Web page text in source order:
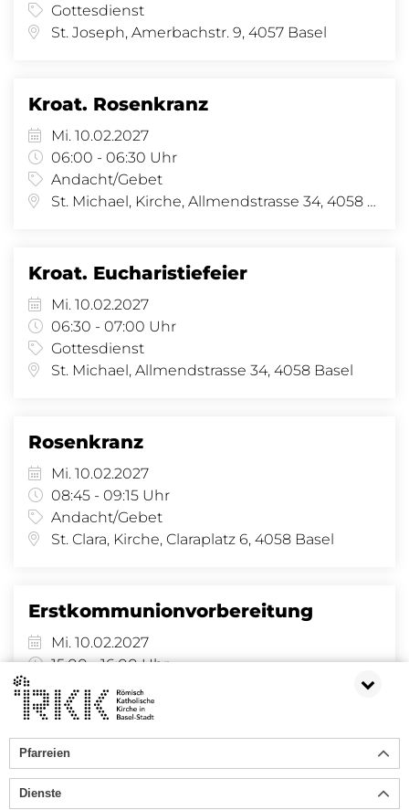
Gottesdienst
St. Joseph, Amerbachstr. 9, 4057 Basel
Kroat. Rosenkranz
Mi. 10.02.2027
06:00 - 06:30 Uhr
Andacht/Gebet
St. Michael, Kirche, Allmendstrasse 34, 4058 Basel
Kroat. Eucharistiefeier
Mi. 10.02.2027
06:30 - 07:00 Uhr
Gottesdienst
St. Michael, Allmendstrasse 34, 4058 Basel
Rosenkranz
Mi. 10.02.2027
08:45 - 09:15 Uhr
Andacht/Gebet
St. Clara, Kirche, Claraplatz 6, 4058 Basel
Erstkommunionvorbereitung
Mi. 10.02.2027
15:00 - 16:00 Uhr
Bildung
78 79 80 81 82 83 84 85 86 87
Pfarreien
Dienste